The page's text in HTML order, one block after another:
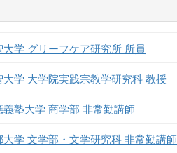
大学 グリーフケア研究所 所員
大学 大学院実践宗教学研究科 教授
義塾大学 商学部 非常勤講師
大学 文学部・文学研究科 非常勤講師